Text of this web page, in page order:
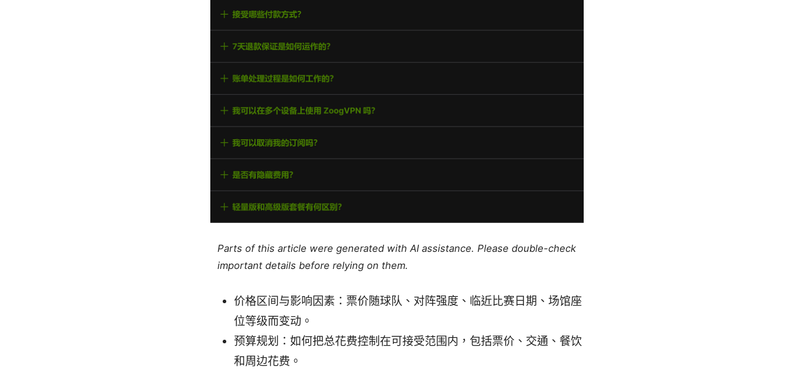
Parts of this article were generated with AI assistance. Please double-check
important details before relying on them.
价格区间与影响因素：票价随球队、对阵强度、临近比赛日期、场馆座
位等级而变动。
预算规划：如何把总花费控制在可接受范围内，包括票价、交通、餐饮
和周边花费。